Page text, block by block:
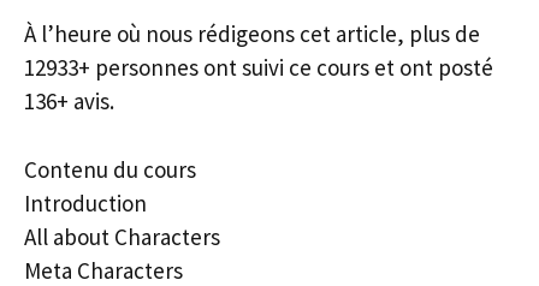
À l’heure où nous rédigeons cet article, plus de
12933+ personnes ont suivi ce cours et ont posté
136+ avis.
Contenu du cours
Introduction
All about Characters
Meta Characters